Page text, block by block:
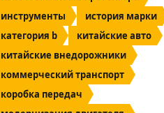
инструменты
история марки
категория b
китайские авто
китайские внедорожники
коммерческий транспорт
коробка передач